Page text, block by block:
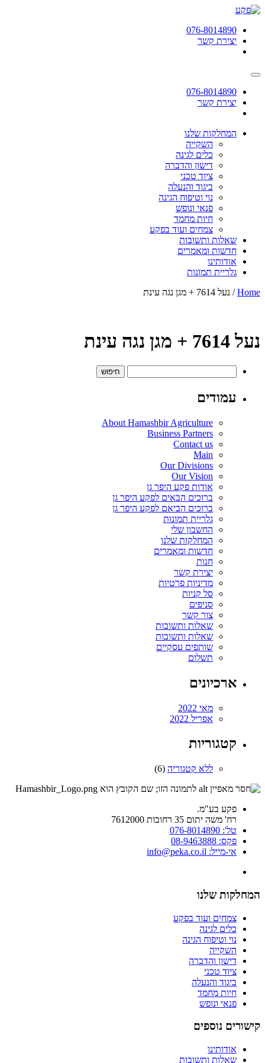
תחילתו
אינטרנט,
לחץ
כדי
לאזור
תוכן
מרכזי
076-8014890
יצירת קשר
076-8014890
יצירת קשר
המחלקות שלנו
השקייה
כלים לגינה
דישון והדברה
ציוד טכני
ביגוד והנעלה
נוי וטיפוח הגינה
פנאי ונופש
חיות מחמד
צמחים ועוד בפקע
שאלות ותשובות
חדשות ומאמרים
אודותינו
גלריית תמונות
Home/ נעל 7614 + מגן נגה עינת
נעל 7614 + מגן נגה עינת
עמודים
About Hamashbir Agriculture
Business Partners
Contact us
Main
Our Divisions
Our Vision
אודות פקע היפר גן
ברוכים הבאים לפקע היפר גן
ברוכים הביאם לפקע היפר גן
גלריית תמונות
החשבון שלי
המחלקות שלנו
חדשות ומאמרים
חנות
יצירת קשר
מדיניות פרטיות
סל קניות
סניפים
צור קשר
שאלות ותשובות
שאלות ותשובות
שותפים עסקיים
תשלום
ארכיונים
מאי 2022
אפריל 2022
קטגוריות
ללא קטגוריה (6)
פקע בע"מ.
רח' משה יתום 35 רחובות 7612000
טל': 076-8014890
פקס: 08-9463888
אי-מייל: info@peka.co.il
המחלקות שלנו
צמחים ועוד בפקע
כלים לגינה
נוי וטיפוח הגינה
השקייה
דישון והדברה
ציוד טכני
ביגוד והנעלה
חיות מחמד
פנאי ונופש
קישורים נוספים
אודותינו
שאלות ותשובות